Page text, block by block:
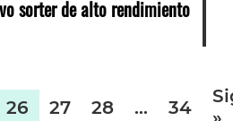
sorter de alto rendimiento
26 27 28 … 34